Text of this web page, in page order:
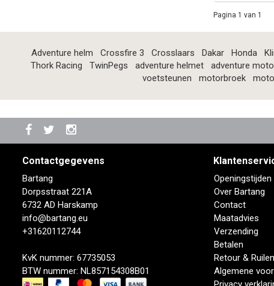
Pagina 1 van 1
Adventure helm Crossfire 3 Crosslaars Dakar Honda
Thork Racing
TwinPegs adventure helmet adventure
voetsteunen
motorbroek
Contactgegevens
Bartang
Dorpsstraat 221A
6732 AD Harskamp
info@bartang.eu
+31620112744
KvK nummer: 67735053
BTW nummer: NL857154308B01
Openingstijden
Over Bartang
Contact
Maatadvies
Verzending
Betalen
Retour & Ruilen
Algemene